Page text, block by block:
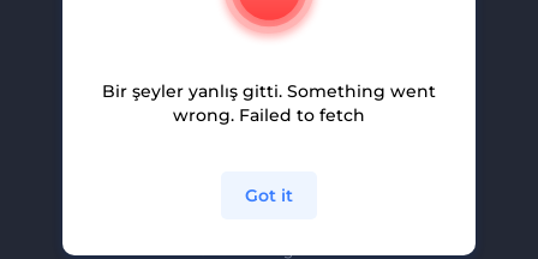
Kariyer
Ortaklık Programı
Bir şeyler yanlış gitti. Something went
wrong. Failed to fetch
Got it